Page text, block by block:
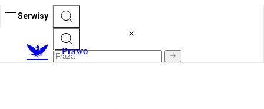
Serwisy
Prawo